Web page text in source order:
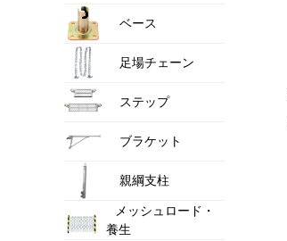
ベース
足場チェーン
ステップ
ブラケット
親綱支柱
メッシュロード・
養生